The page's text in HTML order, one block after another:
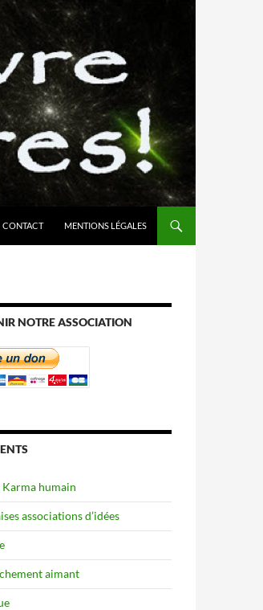
CONTACT MENTIONS LÉGALES
NOTRE ASSOCIATION
humain
associations d’idées
aimant